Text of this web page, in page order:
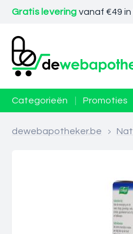
Gratis levering vanaf €49 in
Categorieën Promoties
dewebapotheker.be >